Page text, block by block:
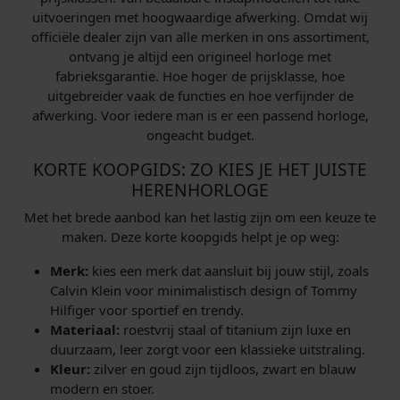
uitvoeringen met hoogwaardige afwerking. Omdat wij
officiële dealer zijn van alle merken in ons assortiment,
ontvang je altijd een origineel horloge met
fabrieksgarantie. Hoe hoger de prijsklasse, hoe
uitgebreider vaak de functies en hoe verfijnder de
afwerking. Voor iedere man is er een passend horloge,
ongeacht budget.
KORTE KOOPGIDS: ZO KIES JE HET JUISTE
HERENHORLOGE
Met het brede aanbod kan het lastig zijn om een keuze te
maken. Deze korte koopgids helpt je op weg:
Merk: kies een merk dat aansluit bij jouw stijl, zoals
Calvin Klein voor minimalistisch design of Tommy
Hilfiger voor sportief en trendy.
Materiaal: roestvrij staal of titanium zijn luxe en
duurzaam, leer zorgt voor een klassieke uitstraling.
Kleur: zilver en goud zijn tijdloos, zwart en blauw
modern en stoer.